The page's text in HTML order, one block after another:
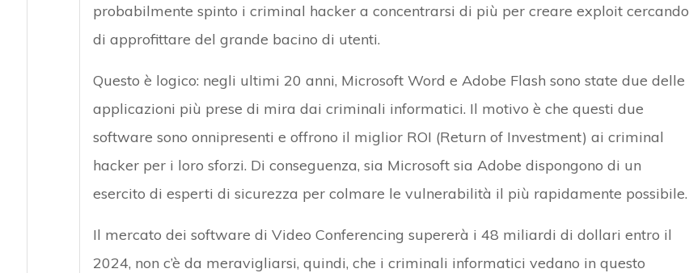
probabilmente spinto i criminal hacker a concentrarsi di più per creare exploit cercando
di approfittare del grande bacino di utenti.
Questo è logico: negli ultimi 20 anni, Microsoft Word e Adobe Flash sono state due delle
applicazioni più prese di mira dai criminali informatici. Il motivo è che questi due
software sono onnipresenti e offrono il miglior ROI (Return of Investment) ai criminal
hacker per i loro sforzi. Di conseguenza, sia Microsoft sia Adobe dispongono di un
esercito di esperti di sicurezza per colmare le vulnerabilità il più rapidamente possibile.
Il mercato dei software di Video Conferencing supererà i 48 miliardi di dollari entro il
2024, non c’è da meravigliarsi, quindi, che i criminali informatici vedano in questo